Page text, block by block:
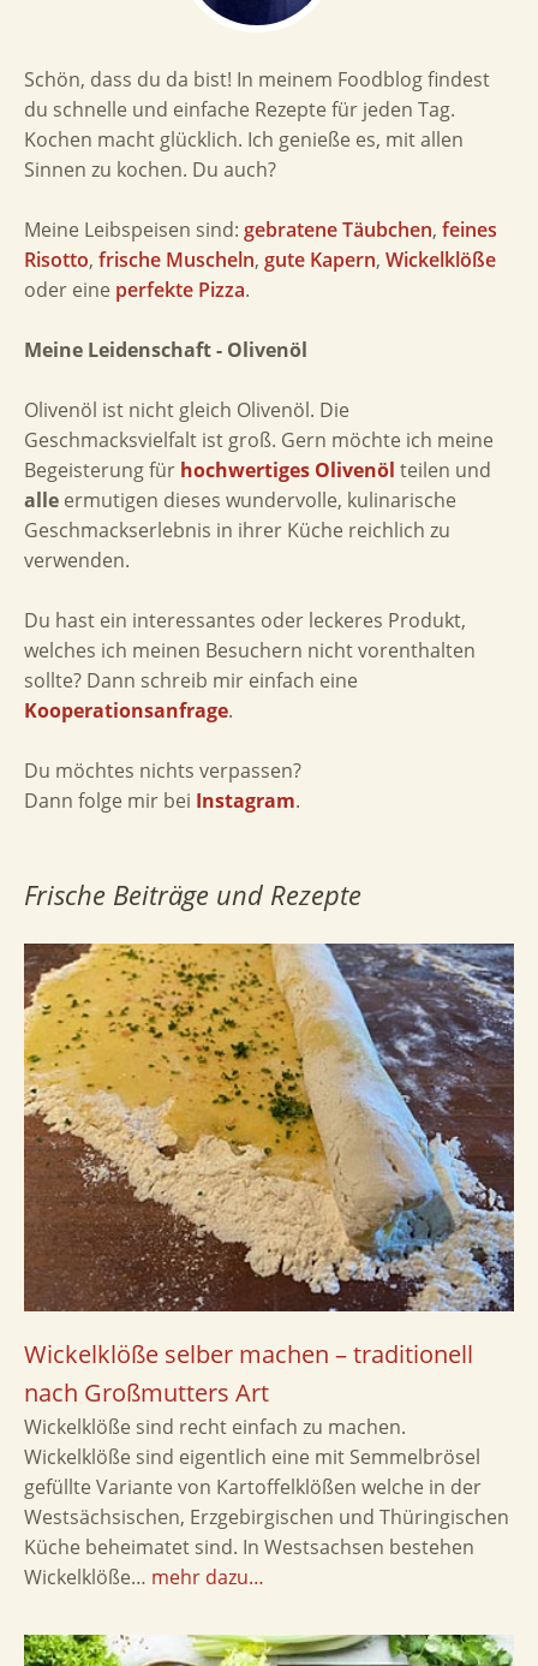
Schön, dass du da bist! In meinem Foodblog findest
du schnelle und einfache Rezepte für jeden Tag.
Kochen macht glücklich. Ich genieße es, mit allen
Sinnen zu kochen. Du auch?
Meine Leibspeisen sind: gebratene Täubchen, feines
Risotto, frische Muscheln, gute Kapern, Wickelklöße
oder eine perfekte Pizza.
Meine Leidenschaft - Olivenöl
Olivenöl ist nicht gleich Olivenöl. Die
Geschmacksvielfalt ist groß. Gern möchte ich meine
Begeisterung für hochwertiges Olivenöl teilen und
alle ermutigen dieses wundervolle, kulinarische
Geschmackserlebnis in ihrer Küche reichlich zu
verwenden.
Du hast ein interessantes oder leckeres Produkt,
welches ich meinen Besuchern nicht vorenthalten
sollte? Dann schreib mir einfach eine
Kooperationsanfrage.
Du möchtes nichts verpassen?
Dann folge mir bei Instagram.
Frische Beiträge und Rezepte
Wickelklöße selber machen – traditionell
nach Großmutters Art
Wickelklöße sind recht einfach zu machen.
Wickelklöße sind eigentlich eine mit Semmelbrösel
gefüllte Variante von Kartoffelklößen welche in der
Westsächsischen, Erzgebirgischen und Thüringischen
Küche beheimatet sind. In Westsachsen bestehen
Wickelklöße… mehr dazu…